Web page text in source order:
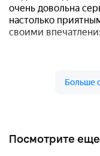
Посмотрите еще